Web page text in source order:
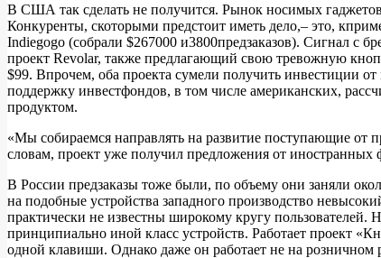
В США так сделать не получится. Рынок носимых гаджетов
Конкуренты, скоторыми предстоит иметь дело,– это,
Indiegogo (собрали $267000 и3800предзаказов). Сигнал с
проект Revolar, также предлагающий свою тревожную
$99. Впрочем, оба проекта сумели получить инвестиции
поддержку инвестфондов, в том числе американских,
продуктом.
«Мы собираемся направлять на развитие поступающие от
словам, проект уже получил предложения от иностранных
В России предзаказы тоже были, по объему они заняли
на подобные устройства западного производство
практически не известны широкому кругу
принципиально иной класс устройств. Работает проект
одной клавиши. Однако даже он работает не на розничном